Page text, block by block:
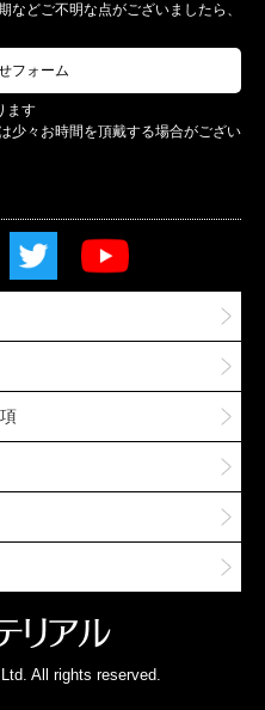
どご不明な点がございましたら、
フォーム
ます
少々お時間を頂戴する場合がござい
All rights reserved.